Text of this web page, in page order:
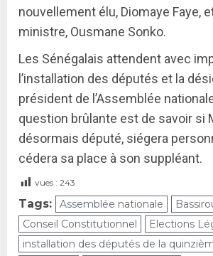
nouvellement élu, Diomaye Faye,
ministre, Ousmane Sonko.
Les Sénégalais attendent avec
l’installation des députés et la
président de l’Assemblée
question brûlante est de savoir si
désormais député, siégera
cédera sa place à son suppléant.
vues : 243
Tags: Assemblée nationale
Conseil Constitutionnel
Elections
installation des députés de la